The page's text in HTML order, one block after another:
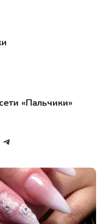
«Пальчики»
Telegram